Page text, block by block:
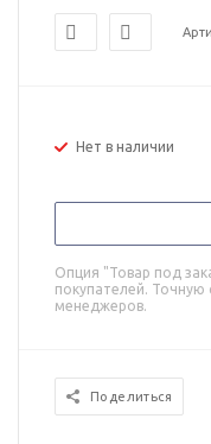
Нет в наличии
Опция "Товар под
покупателей. Точную
менеджеров.
Поделиться